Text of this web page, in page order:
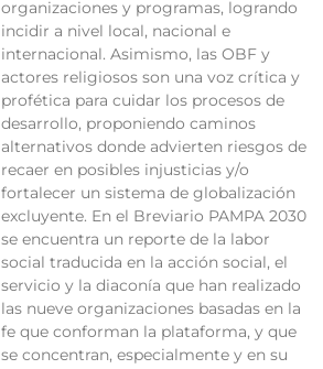
organizaciones y programas, logrando
incidir a nivel local, nacional e
internacional. Asimismo, las OBF y
actores religiosos son una voz crítica y
profética para cuidar los procesos de
desarrollo, proponiendo caminos
alternativos donde advierten riesgos de
recaer en posibles injusticias y/o
fortalecer un sistema de globalización
excluyente. En el Breviario PAMPA 2030
se encuentra un reporte de la labor
social traducida en la acción social, el
servicio y la diaconía que han realizado
las nueve organizaciones basadas en la
fe que conforman la plataforma, y que
se concentran, especialmente y en su